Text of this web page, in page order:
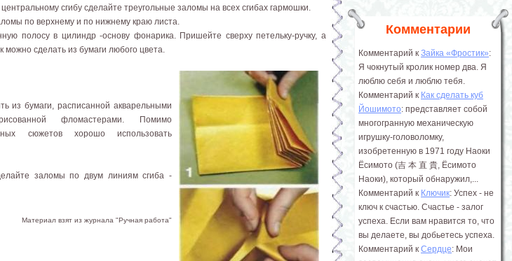
сгибу сделайте треугольные заломы на всех сгибах гармошки.
по верхнему и по нижнему краю листа.
полосу в цилиндр -основу фонарика. Пришейте сверху петельку-ручку, а
можно сделать из бумаги любого цвета.
из бумаги, расписанной акварельными
фломастерами. Помимо
сюжетов хорошо использовать
заломы по двум линиям сгиба -
Материал взят из журнала "Ручная работа"
Комментарии
Комментарий к Зайка «Фростик»:
Я чокнутый кролик номер два. Я
люблю себя и люблю тебя.
Комментарий к Как сделать куб
Йошимото: представляет собой
многогранную механическую
игрушку-головоломку,
изобретенную в 1971 году Наоки
Ёсимото (吉 本 直 貴, Ёсимото
Наоки), который обнаружил,...
Комментарий к Ключик: Успех - не
ключ к счастью. Счастье - залог
успеха. Если вам нравится то, что
вы делаете, вы добьетесь успеха.
Комментарий к Сердце: Мои